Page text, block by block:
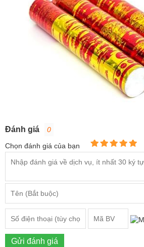
Đánh giá
0
Chọn đánh giá của bạn
Gửi đánh giá